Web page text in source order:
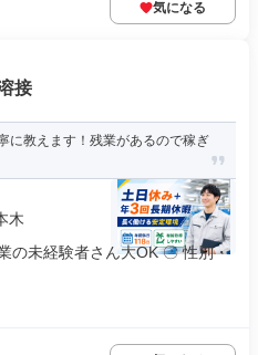
気になる
接
に教えます！残業があるので稼ぎ
木
の未経験者さん大OK 〇 性別・